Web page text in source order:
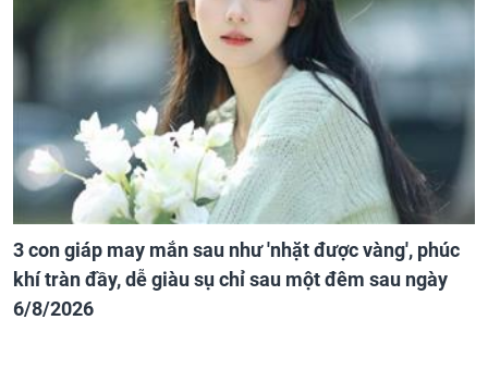
3 con giáp may mắn sau như 'nhặt được vàng', phúc
khí tràn đầy, dễ giàu sụ chỉ sau một đêm sau ngày
6/8/2026